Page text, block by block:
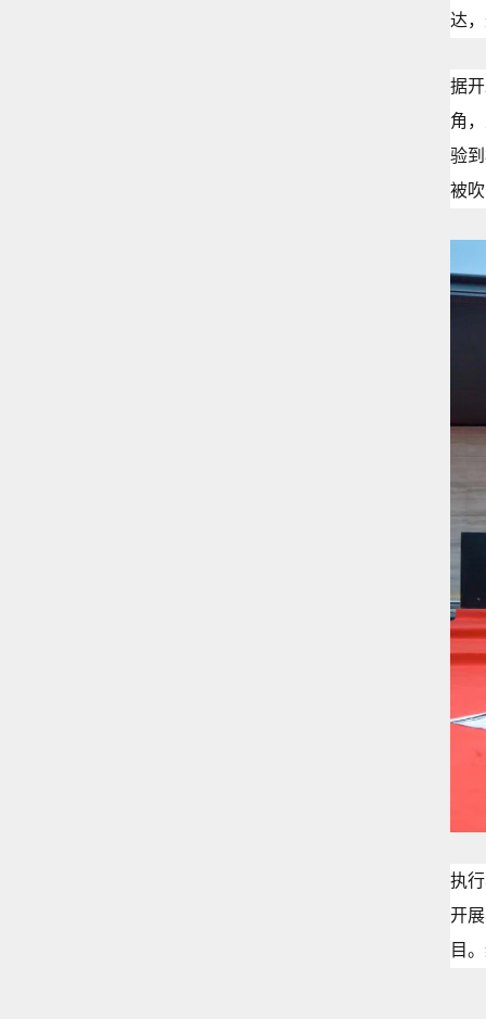
达
据
角
验
被
执
开
目